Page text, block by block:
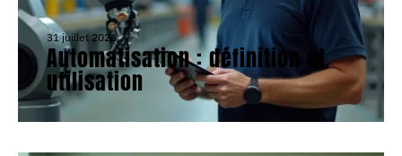
31 juillet 2026
Automatisation : définition et
utilisation